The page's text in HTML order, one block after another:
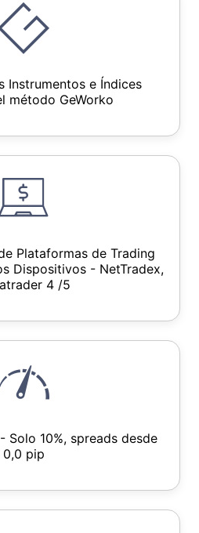
Instrumentos e Índices
método GeWorko
Plataformas de Trading
Dispositivos - NetTradex,
4 /5
Solo 10%, spreads desde
0,0 pip